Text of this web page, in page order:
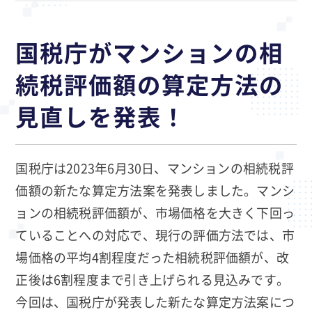
国税庁がマンションの相
続税評価額の算定方法の
見直しを発表！
国税庁は2023年6月30日、マンションの相続税評
価額の新たな算定方法案を発表しました。マンシ
ョンの相続税評価額が、市場価格を大きく下回っ
ていることへの対応で、現行の評価方法では、市
場価格の平均4割程度だった相続税評価額が、改
正後は6割程度まで引き上げられる見込みです。
今回は、国税庁が発表した新たな算定方法案につ